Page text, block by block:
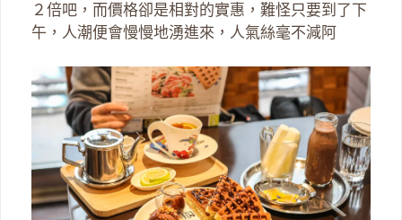
２倍吧，而價格卻是相對的實惠，難怪只要到了下
午，人潮便會慢慢地湧進來，人氣絲毫不減阿